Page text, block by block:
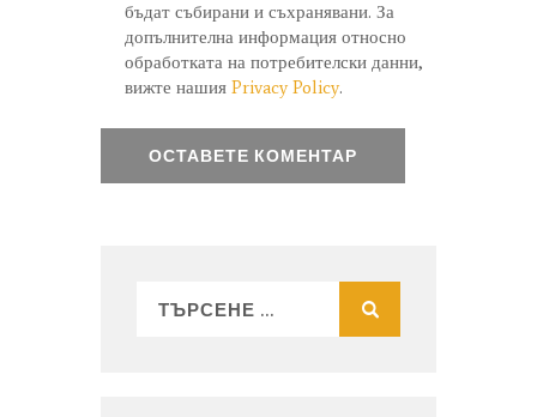
бъдат събирани и съхранявани. За
допълнителна информация относно
обработката на потребителски данни,
вижте нашияPrivacy Policy.